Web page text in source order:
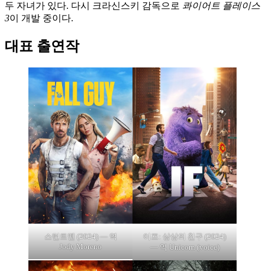
두 자녀가 있다. 다시 크라신스키 감독으로 콰이어트 플레이스
3이 개발 중이다.
대표 출연작
스턴트맨 (2024) — 역
Jody Moreno
이프: 상상의 친구 (2024)
— 역 Unicorn (voice)